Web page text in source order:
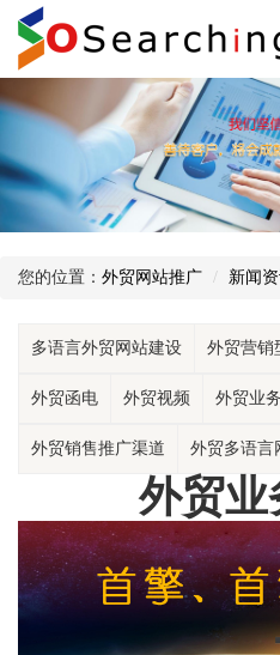
您的位置： 外贸网站推广 新闻
多语言外贸网站建设 外贸营销
外贸函电 外贸视频 外贸业
外贸销售推广渠道 外贸多语言
外贸业